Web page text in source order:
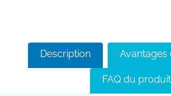
Description Avantages
FAQ du produit